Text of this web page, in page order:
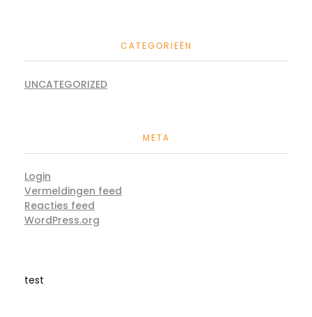
CATEGORIEËN
UNCATEGORIZED
META
Login
Vermeldingen feed
Reacties feed
WordPress.org
test